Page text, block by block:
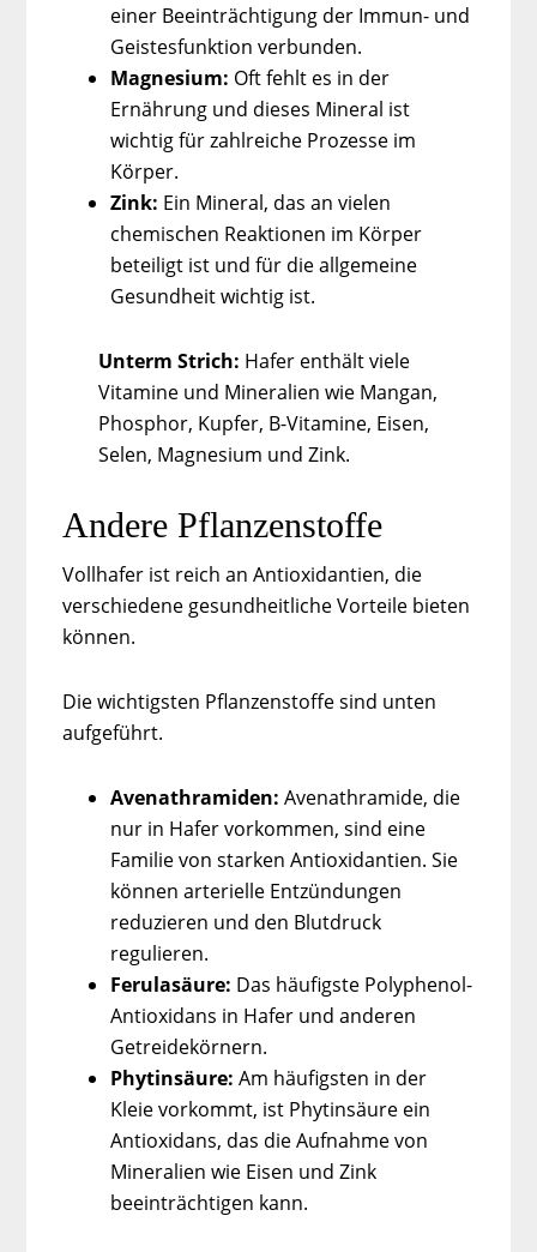
einer Beeinträchtigung der Immun- und
Geistesfunktion verbunden.
Magnesium: Oft fehlt es in der
Ernährung und dieses Mineral ist
wichtig für zahlreiche Prozesse im
Körper.
Zink: Ein Mineral, das an vielen
chemischen Reaktionen im Körper
beteiligt ist und für die allgemeine
Gesundheit wichtig ist.
Unterm Strich: Hafer enthält viele
Vitamine und Mineralien wie Mangan,
Phosphor, Kupfer, B-Vitamine, Eisen,
Selen, Magnesium und Zink.
Andere Pflanzenstoffe
Vollhafer ist reich an Antioxidantien, die
verschiedene gesundheitliche Vorteile bieten
können.
Die wichtigsten Pflanzenstoffe sind unten
aufgeführt.
Avenathramiden: Avenathramide, die
nur in Hafer vorkommen, sind eine
Familie von starken Antioxidantien. Sie
können arterielle Entzündungen
reduzieren und den Blutdruck
regulieren.
Ferulasäure: Das häufigste Polyphenol-
Antioxidans in Hafer und anderen
Getreidekörnern.
Phytinsäure: Am häufigsten in der
Kleie vorkommt, ist Phytinsäure ein
Antioxidans, das die Aufnahme von
Mineralien wie Eisen und Zink
beeinträchtigen kann.